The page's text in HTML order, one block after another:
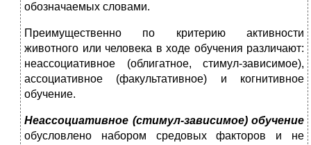
обозначаемых словами.
Преимущественно по критерию активности
животного или человека в ходе обучения различают:
неассоциативное (облигатное, стимул-зависимое),
ассоциативное (факультативное) и когнитивное
обучение.
Неассоциативное (стимул-зависимое) обучение
обусловлено набором средовых факторов и не